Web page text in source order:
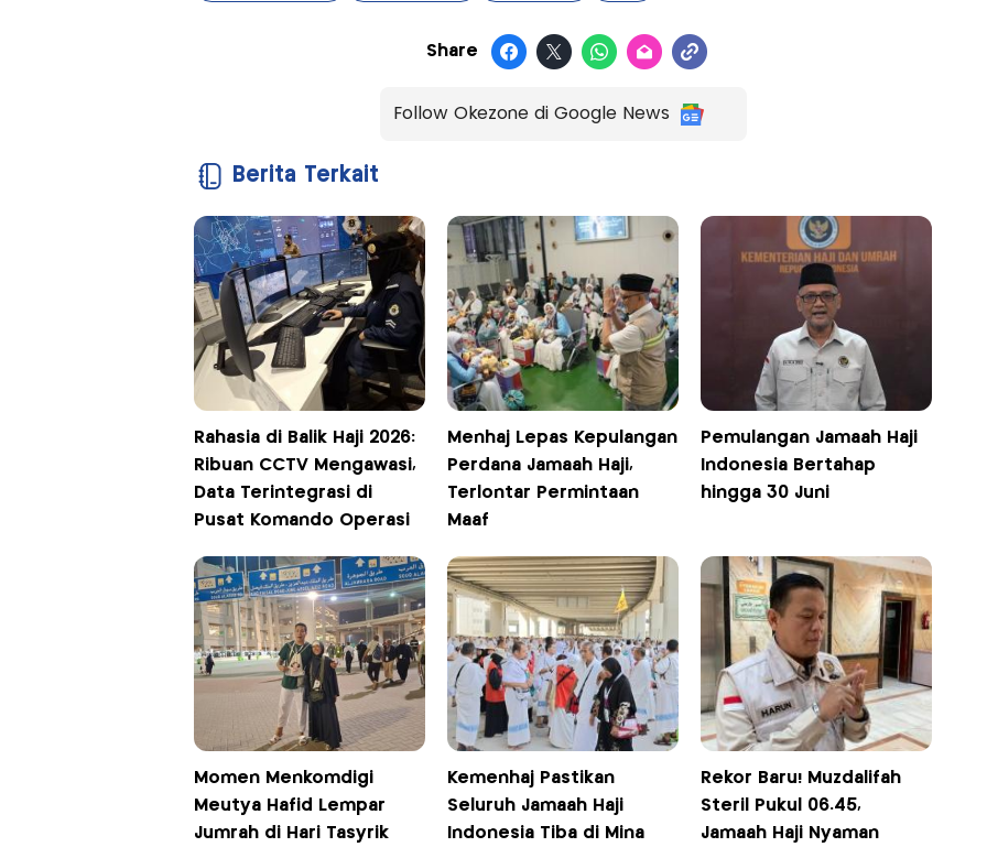
Share
Follow Okezone di Google News
Berita Terkait
Rahasia di Balik Haji 2026:
Ribuan CCTV Mengawasi,
Data Terintegrasi di
Pusat Komando Operasi
Menhaj Lepas Kepulangan
Perdana Jamaah Haji,
Terlontar Permintaan
Maaf
Pemulangan Jamaah Haji
Indonesia Bertahap
hingga 30 Juni
Momen Menkomdigi
Meutya Hafid Lempar
Jumrah di Hari Tasyrik
Kemenhaj Pastikan
Seluruh Jamaah Haji
Indonesia Tiba di Mina
Rekor Baru! Muzdalifah
Steril Pukul 06.45,
Jamaah Haji Nyaman